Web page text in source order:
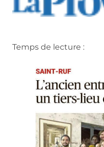
Temps de lecture :